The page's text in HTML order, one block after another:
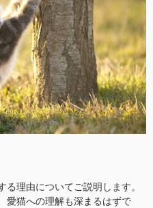
る理由についてご説明します。
愛猫への理解も深まるはずで